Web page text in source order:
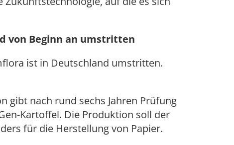
von Beginn an umstritten
ist in Deutschland umstritten.
gibt nach rund sechs Jahren Prüfung
Kartoffel. Die Produktion soll der
für die Herstellung von Papier.